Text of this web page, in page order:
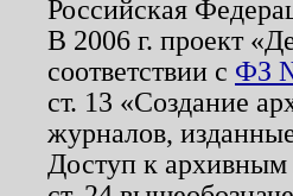
Российская
В 2006 г. проект
соответствии с ФЗ
ст. 13 «Создание
журналов,
Доступ к архивным